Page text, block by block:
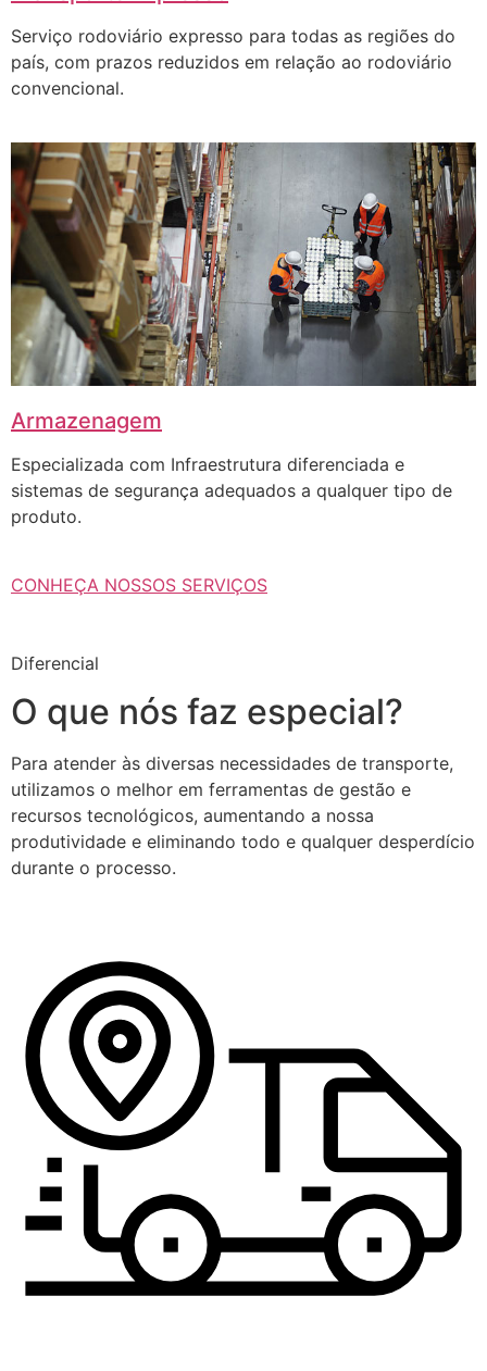
Serviço rodoviário expresso para todas as regiões do
país, com prazos reduzidos em relação ao rodoviário
convencional.
Armazenagem
Especializada com Infraestrutura diferenciada e
sistemas de segurança adequados a qualquer tipo de
produto.
CONHEÇA NOSSOS SERVIÇOS
Diferencial
O que nós faz especial?
Para atender às diversas necessidades de transporte,
utilizamos o melhor em ferramentas de gestão e
recursos tecnológicos, aumentando a nossa
produtividade e eliminando todo e qualquer desperdício
durante o processo.